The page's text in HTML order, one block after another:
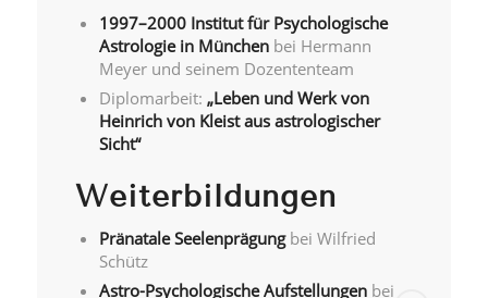
1997–2000 Institut für Psychologische
Astrologie in Münchenbei Hermann
Meyer und seinem Dozententeam
Diplomarbeit: „Leben und Werk von
Heinrich von Kleist aus astrologischer
Sicht“
Weiterbildungen
Pränatale Seelenprägungbei Wilfried
Schütz
Astro-Psychologische Aufstellungenbei